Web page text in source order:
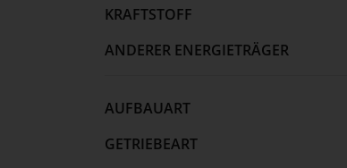
KRAFTSTOFF
ANDERER ENERGIETRÄGER
AUFBAUART
GETRIEBEART